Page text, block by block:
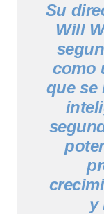
Su
Will
como
que se
y